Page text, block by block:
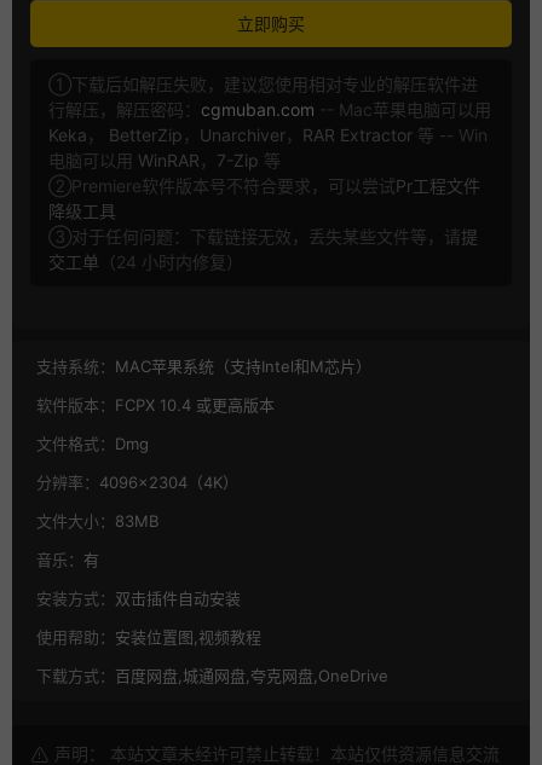
立即购买
①下载后如解压失败，建议您使用相对专业的解压软件进
行解压，解压密码： cgmuban.com -- Mac苹果电脑可以用
Keka ， BetterZip ， Unarchiver， RAR Extractor 等 -- Win
电脑可以用 WinRAR ， 7-Zip 等
②Premiere软件版本号不符合要求，可以尝试Pr工程文件
降级工具
③对于任何问题：下载链接无效，丢失某些文件等，请提
交工单 （24 小时内修复）
支持系统： MAC苹果系统（支持Intel和M芯片）
软件版本： FCPX 10.4 或更高版本
文件格式： Dmg
分辨率： 4096×2304（4K）
文件大小： 83MB
音乐： 有
安装方式： 双击插件自动安装
使用帮助： 安装位置图,视频教程
下载方式： 百度网盘,城通网盘,夸克网盘,OneDrive
声明： 本站文章未经许可禁止转载！本站仅供资源信息交流